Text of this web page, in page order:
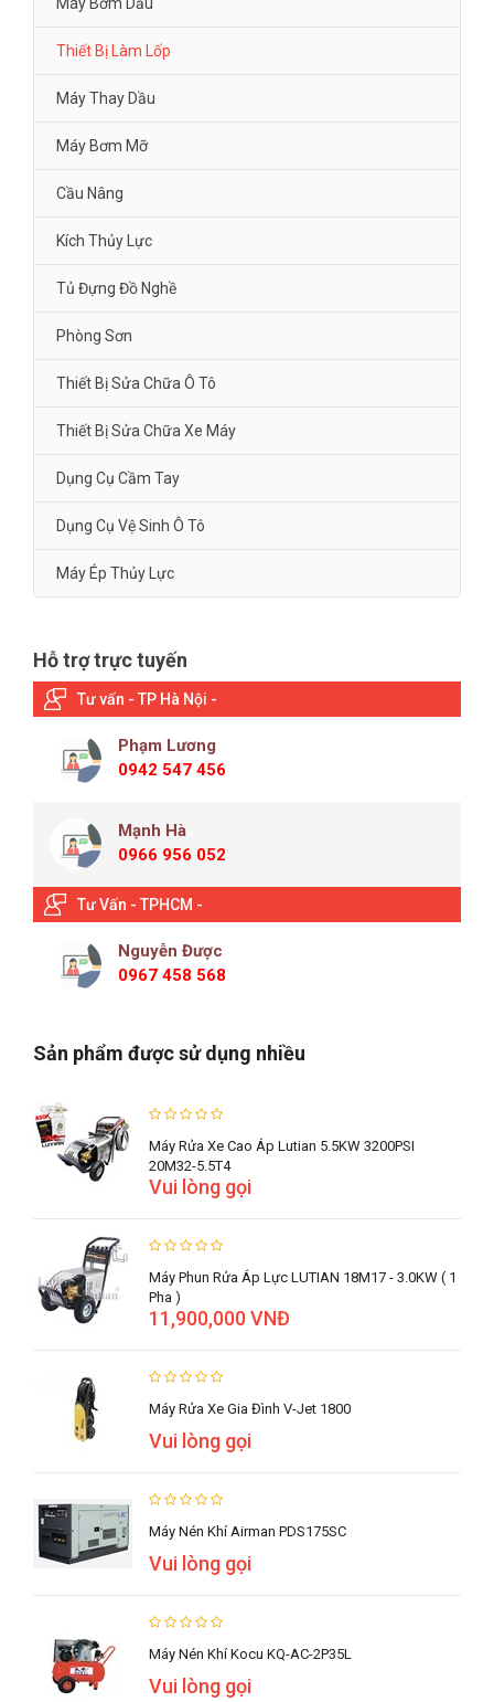
Thiết Bị Làm Lốp
Máy Thay Dầu
Máy Bơm Mỡ
Cầu Nâng
Kích Thủy Lực
Tủ Đựng Đồ Nghề
Phòng Sơn
Thiết Bị Sửa Chữa Ô Tô
Thiết Bị Sửa Chữa Xe Máy
Dụng Cụ Cầm Tay
Dụng Cụ Vệ Sinh Ô Tô
Máy Ép Thủy Lực
Hỗ trợ trực tuyến
Tư vấn - TP Hà Nội -
Phạm Lương
0942 547 456
Mạnh Hà
0966 956 052
Tư Vấn - TPHCM -
Nguyễn Được
0967 458 568
Sản phẩm được sử dụng nhiều
Máy Rửa Xe Cao Áp Lutian 5.5KW 3200PSI
20M32-5.5T4
Vui lòng gọi
Máy Phun Rửa Áp Lực LUTIAN 18M17 - 3.0KW ( 1
Pha )
11,900,000 VNĐ
Máy Rửa Xe Gia Đình V-Jet 1800
Vui lòng gọi
Máy Nén Khí Airman PDS175SC
Vui lòng gọi
Máy Nén Khí Kocu KQ-AC-2P35L
Vui lòng gọi